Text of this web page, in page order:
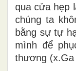
qua cửa hẹp
chúng ta
bằng sự tự
mình để
thương (x.Ga